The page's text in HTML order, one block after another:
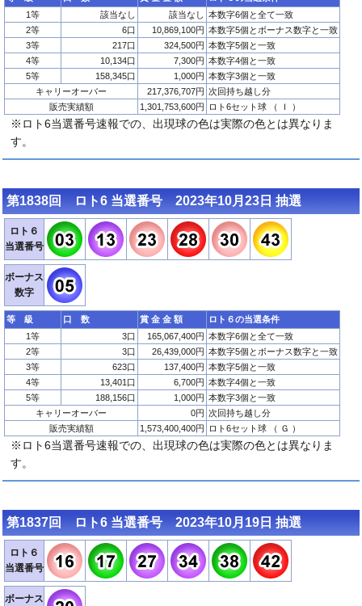
1等
該当なし 該当なし 本数字6個と全て一致
2等
6口 10,869,100円 本数字5個とボーナス数字と一致
3等
217口 324,500円 本数字5個と一致
4等
10,134口 7,300円 本数字4個と一致
5等
158,345口 1,000円 本数字3個と一致
キャリーオーバー
217,376,707円 次回持ち越し分
販売実績額
1,301,753,600円 ロト6セット球 （ Ｉ ）
※ロト6当選番号速報での、出現球の色は実際の色とは異なりま
す。
第1838回 ロト6 当選番号 2023年10月23日 抽選
ロト６
当選番号
ボーナス
数字
等 級 口 数 賞 金 金 額
ロト６の当選条件
1等
3口 165,067,400円 本数字6個と全て一致
2等
3口 26,439,000円 本数字5個とボーナス数字と一致
3等
623口 137,400円 本数字5個と一致
4等
13,401口 6,700円 本数字4個と一致
5等
188,156口 1,000円 本数字3個と一致
キャリーオーバー
0円 次回持ち越し分
販売実績額
1,573,400,400円 ロト6セット球 （ Ｇ ）
※ロト6当選番号速報での、出現球の色は実際の色とは異なりま
す。
第1837回 ロト6 当選番号 2023年10月19日 抽選
ロト６
当選番号
ボーナス